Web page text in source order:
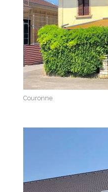
Couronne